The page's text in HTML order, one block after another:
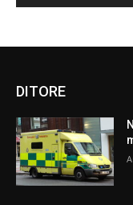
DITORE